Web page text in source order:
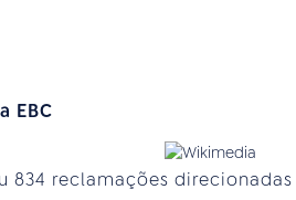
EBC
834 reclamações